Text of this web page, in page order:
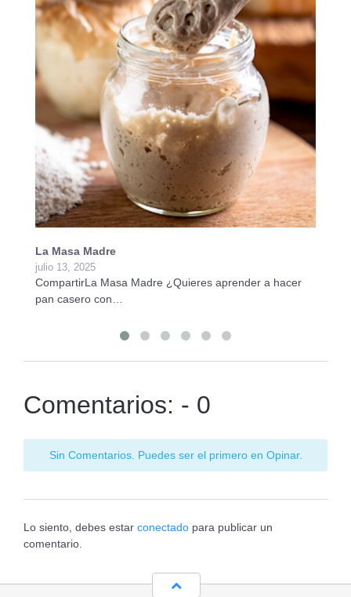
La Masa Madre
julio 13, 2025
CompartirLa Masa Madre ¿Quieres aprender a hacer
pan casero con…
Comentarios: - 0
Sin Comentarios. Puedes ser el primero en Opinar.
Lo siento, debes estar conectado para publicar un
comentario.